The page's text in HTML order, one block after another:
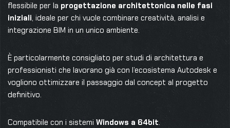
flessibile per la progettazione architettonica nelle fasi
iniziali, ideale per chi vuole combinare creatività, analisi e
integrazione BIM in un unico ambiente.
È particolarmente consigliato per studi di architettura e
professionisti che lavorano già con l’ecosistema Autodesk e
vogliono ottimizzare il passaggio dal concept al progetto
definitivo.
Compatibile con i sistemi Windows a 64bit.